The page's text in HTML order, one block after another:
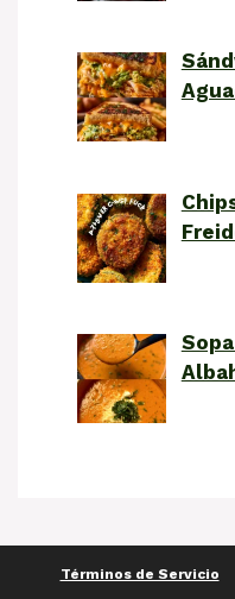
Términos de Servicio